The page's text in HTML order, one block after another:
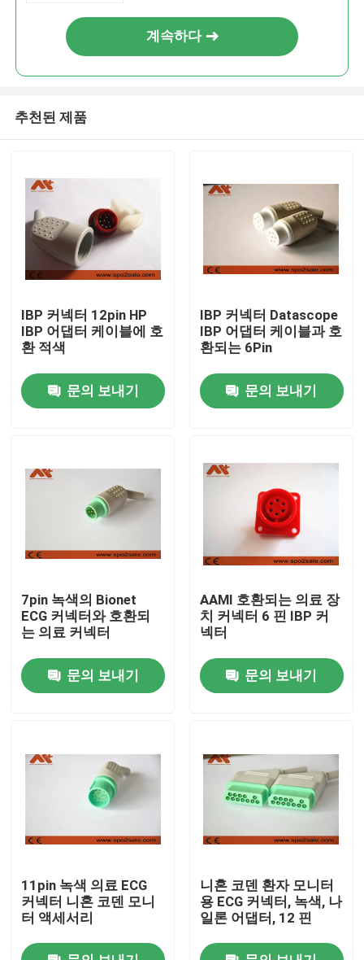
회사 소개
공장 투어
품질 관리
ECG 환자케이블
참을성 있는 모니터 케이블
재사용 가능한 spo2 센서
계속하다
추천된 제품
IBP 커넥터 12pin HP
IBP 어댑터 케이블에 호
환 적색
문의 보내기
IBP 커넥터 Datascope
IBP 어댑터 케이블과 호
환되는 6Pin
문의 보내기
7pin 녹색의 Bionet
ECG 커넥터와 호환되
는 의료 커넥터
문의 보내기
AAMI 호환되는 의료 장
치 커넥터 6 핀 IBP 커
넥터
문의 보내기
11pin 녹색 의료 ECG
커넥터 니혼 코덴 모니
터 액세서리
니혼 코덴 환자 모니터
용 ECG 커넥터, 녹색, 나
일론 어댑터, 12 핀